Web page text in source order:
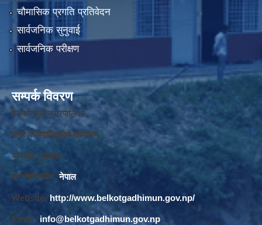
चौमासिक प्रगति प्रतिवेदन
सार्वजनिक सुनुवाई
सार्वजनिक परीक्षण
सम्पर्क विवरण
बेलकोटगढी नगरपालिका ,
नगर कार्यपालिकाको कार्यालय,
बाघखोर नुवाकोट,
बागमती प्रदेश, नेपाल
Website: http://www.belkotgadhimun.gov.np/
Email: info@belkotgadhimun.gov.np